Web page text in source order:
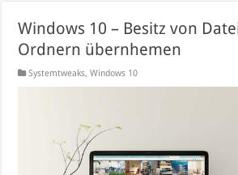
Windows 10 – Besitz von
Ordnern übernhemen
Systemtweaks,Windows 10